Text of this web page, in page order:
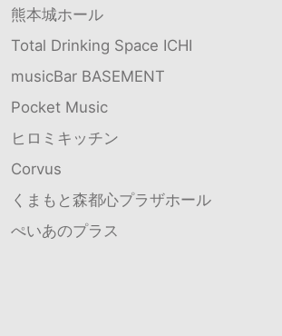
熊本城ホール
Total Drinking Space ICHI
musicBar BASEMENT
Pocket Music
ヒロミキッチン
Corvus
くまもと森都心プラザホール
ぺいあのプラス